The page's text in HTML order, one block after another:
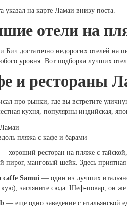
указал на карте Ламаи внизу поста.
отели на
Бич достаточно недорогих отелей на
уровня. Вот подборка лучших
и рестораны
про рынки, где вы встретите
кухня, популярны индийская,
пляжа с кафе и барами
— хороший ресторан на пляже с
пирог, манговый шейк. Здесь
caffe Samui — один из лучших
загляните сюда. Шеф-повар, он
— еще одно заведение с итальянской